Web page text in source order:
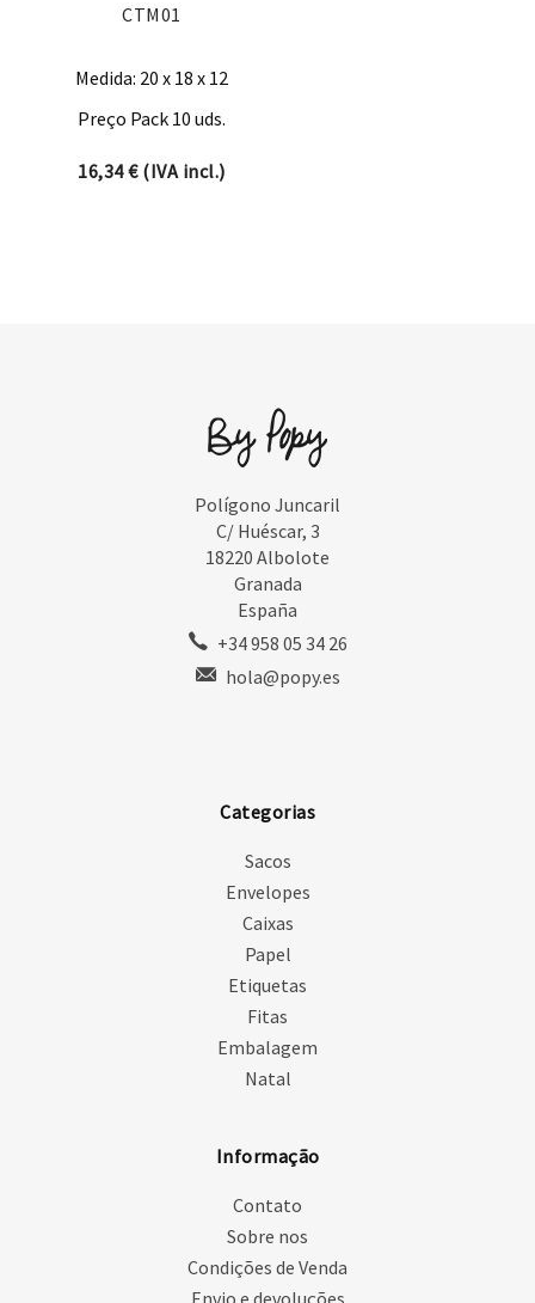
CTM01
Medida: 20 x 18 x 12
Preço Pack 10 uds.
16,34€(IVA incl.)
Polígono Juncaril
C/ Huéscar, 3
18220 Albolote
Granada
España
+34 958 05 34 26
hola@popy.es
Categorias
Sacos
Envelopes
Caixas
Papel
Etiquetas
Fitas
Embalagem
Natal
Informação
Contato
Sobre nos
Condições de Venda
Envio e devoluções